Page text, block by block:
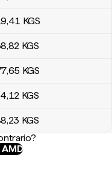
,41 KGS
,82 KGS
,65 KGS
,12 KGS
,23 KGS